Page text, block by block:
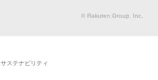
自動車保険
© Rakuten Group, Inc.
サステナビリティ